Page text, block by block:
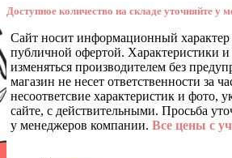
Доступное количество на складе уточняйте у
Сайт носит информационный характер
публичной офертой. Характеристики
изменяться производителем без
магазин не несет ответственности за
несоответсвие характеристик и фото,
сайте, с действительными. Просьба
у менеджеров компании. Все цены с